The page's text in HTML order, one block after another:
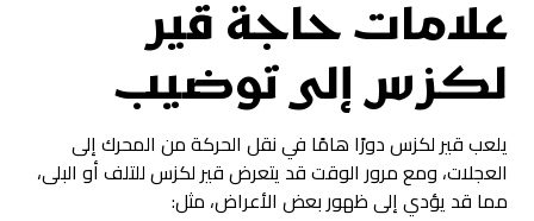
علامات حاجة قير
لكزس إلى توضيب
يلعب قير لكزس دورًا هامًا في نقل الحركة من المحرك إلى
العجلات، ومع مرور الوقت قد يتعرض قير لكزس للتلف أو البلى،
مما قد يؤدي إلى ظهور بعض الأعراض، مثل: